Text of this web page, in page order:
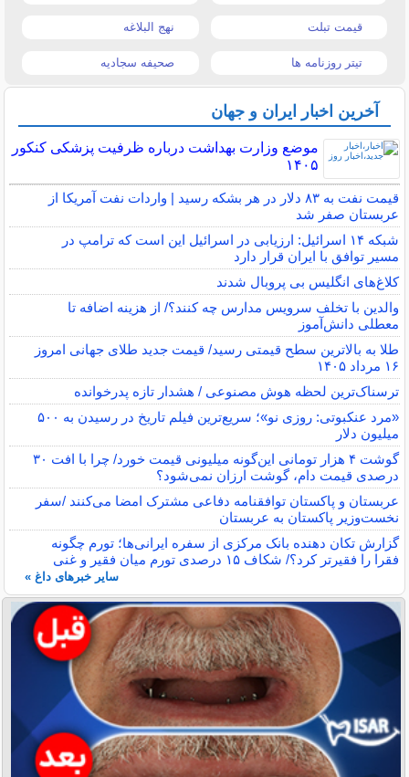
قیمت تبلت نهج البلاغه
تیتر روزنامه ها صحیفه سجادیه
آخرین اخبار ایران و جهان
موضع وزارت بهداشت درباره ظرفیت پزشکی کنکور
۱۴۰۵
قیمت نفت به ۸۳ دلار در هر بشکه رسید | واردات نفت آمریکا از
عربستان صفر شد
شبکه ۱۴ اسرائیل: ارزیابی در اسرائیل این است که ترامپ در
مسیر توافق با ایران قرار دارد
کلاغ‌های انگلیس بی پروبال شدند
والدین با تخلف سرویس مدارس چه کنند؟/ از هزینه اضافه تا
معطلی دانش‌آموز
طلا به بالاترین سطح قیمتی رسید/ قیمت جدید طلای جهانی امروز
۱۶ مرداد ۱۴۰۵
ترسناک‌ترین لحظه هوش مصنوعی / هشدار تازه پدرخوانده
«مرد عنکبوتی: روزی نو»؛ سریع‌ترین فیلم تاریخ در رسیدن به ۵۰۰
میلیون دلار
گوشت ۴ هزار تومانی این‌گونه میلیونی قیمت خورد/ چرا با افت ۳۰
درصدی قیمت دام، گوشت ارزان نمی‌شود؟
عربستان و پاکستان توافقنامه دفاعی مشترک امضا می‌کنند /سفر
نخست‌وزیر پاکستان به عربستان
گزارش تکان‌ دهنده بانک مرکزی از سفره ایرانی‌ها؛ تورم چگونه
فقرا را فقیرتر کرد؟/ شکاف ۱۵ درصدی تورم میان فقیر و غنی
سایر خبرهای داغ »